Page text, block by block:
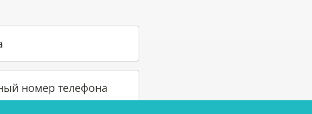
номер телефона